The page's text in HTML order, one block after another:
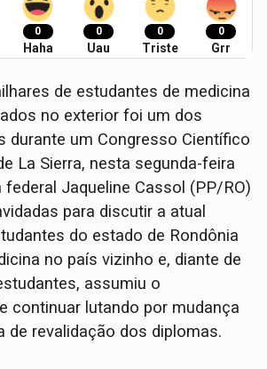
0
Haha
0
Uau
0
Triste
0
Grr
de estudantes de medicina
no exterior foi um dos
durante um Congresso Científico
La Sierra, nesta segunda-feira
federal Jaqueline Cassol (PP/RO)
para discutir a atual
do estado de Rondônia
no país vizinho e, diante de
assumiu o
continuar lutando por mudança
de revalidação dos diplomas.